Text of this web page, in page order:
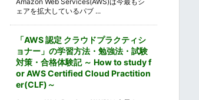
ェアを拡大しているパブ ...
「AWS 認定 クラウドプラクティシ
ョナー」の学習方法・勉強法・試験
対策・合格体験記 ～ How to study f
or AWS Certified Cloud Practition
er(CLF)～